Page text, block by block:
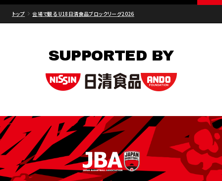
トップ 会場で観る U18日清食品ブロックリーグ2026
SUPPORTED BY